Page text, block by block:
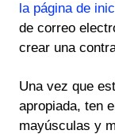
la página de
de correo
crear una
Una vez que
apropiada, ten
mayúsculas y